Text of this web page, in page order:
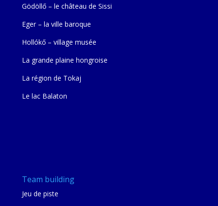
Gödöllő – le château de Sissi
Eger – la ville baroque
Hollókő – village musée
La grande plaine hongroise
La région de Tokaj
Le lac Balaton
Team building
Jeu de piste